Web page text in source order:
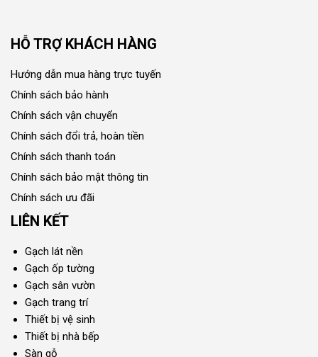
HỖ TRỢ KHÁCH HÀNG
Hướng dẫn mua hàng trực tuyến
Chính sách bảo hành
Chính sách vận chuyển
Chính sách đổi trả, hoàn tiền
Chính sách thanh toán
Chính sách bảo mật thông tin
Chính sách ưu đãi
LIÊN KẾT
Gạch lát nền
Gạch ốp tường
Gạch sân vườn
Gạch trang trí
Thiết bị vệ sinh
Thiết bị nhà bếp
Sàn gỗ